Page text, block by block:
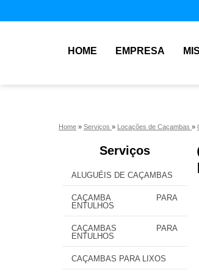
HOME EMPRESA
Home » Serviços » Locações de Caçambas »
Serviços
ALUGUÉIS DE CAÇAMBAS
CAÇAMBA PARA
ENTULHOS
CAÇAMBAS PARA
ENTULHOS
CAÇAMBAS PARA LIXOS